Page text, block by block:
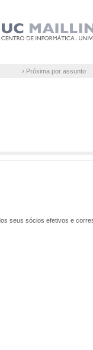
› Próxima por assunto
seus sócios efetivos e